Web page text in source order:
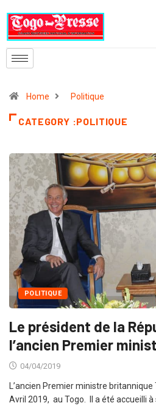
Home Politique
CATEGORY :POLITIQUE
POLITIQUE
Le président de la
l’ancien Premier
04/04/2019
L’ancien Premier ministre
Avril 2019, au Togo. Il a été accueilli à